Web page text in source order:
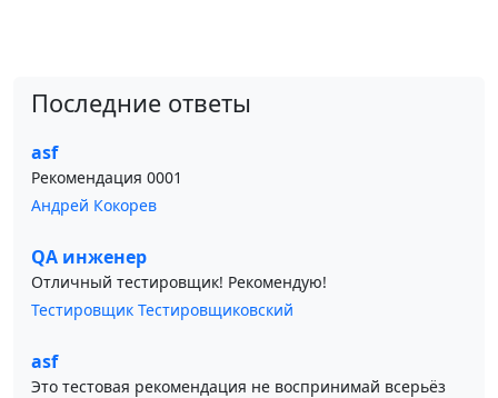
Последние ответы
asf
Рекомендация 0001
Андрей Кокорев
QA инженер
Отличный тестировщик! Рекомендую!
Тестировщик Тестировщиковский
asf
Это тестовая рекомендация не воспринимай всерьёз